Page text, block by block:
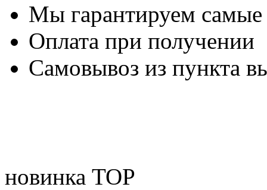
Мы гарантируем
Оплата при получении
Самовывоз из пункта
новинка TOP